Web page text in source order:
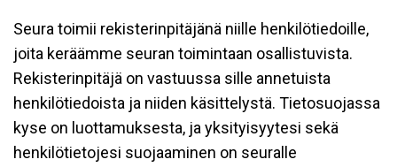
Seura toimii rekisterinpitäjänä niille henkilötiedoille,
joita keräämme seuran toimintaan osallistuvista.
Rekisterinpitäjä on vastuussa sille annetuista
henkilötiedoista ja niiden käsittelystä. Tietosuojassa
kyse on luottamuksesta, ja yksityisyytesi sekä
henkilötietojesi suojaaminen on seuralle